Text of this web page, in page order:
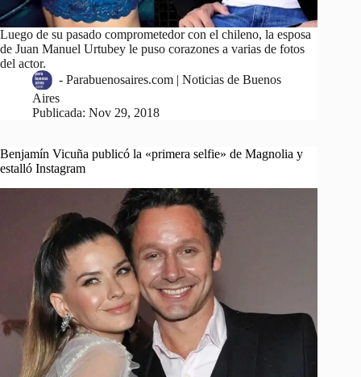
Luego de su pasado comprometedor con el chileno, la esposa
de Juan Manuel Urtubey le puso corazones a varias de fotos
del actor.
- Parabuenosaires.com | Noticias de Buenos
Aires
Publicada: Nov 29, 2018
Benjamín Vicuña publicó la «primera selfie» de Magnolia y
estalló Instagram